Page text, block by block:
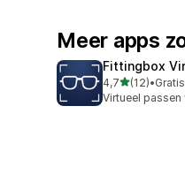
Meer apps
Fittingbox
4,7van 5 sterren
(12)
12 recensies in
•
Virtueel